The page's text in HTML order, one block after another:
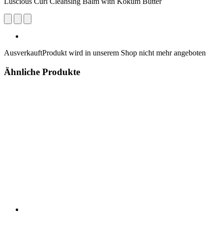
AusverkauftProdukt wird in unserem Shop nicht mehr angeboten
Ähnliche Produkte